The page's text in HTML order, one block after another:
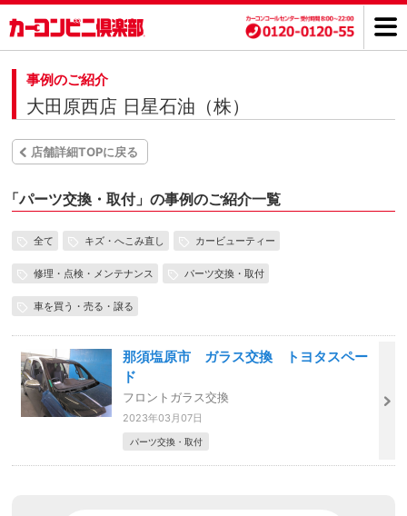
事例のご紹介
大田原西店 日星石油（株）
店舗詳細TOPに戻る
「パーツ交換・取付」の事例のご紹介一覧
全て キズ・へこみ直し カービューティー
修理・点検・メンテナンス パーツ交換・取付
車を買う・売る・譲る
那須塩原市 ガラス交換 トヨタスペー
ド
フロントガラス交換
2023年03月07日
パーツ交換・取付